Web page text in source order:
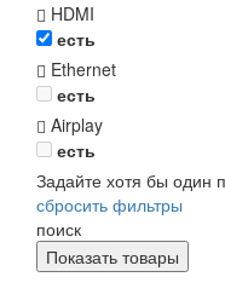
HDMI
есть
Ethernet
есть
Airplay
есть
Задайте хотя бы один
сбросить фильтры
поиск